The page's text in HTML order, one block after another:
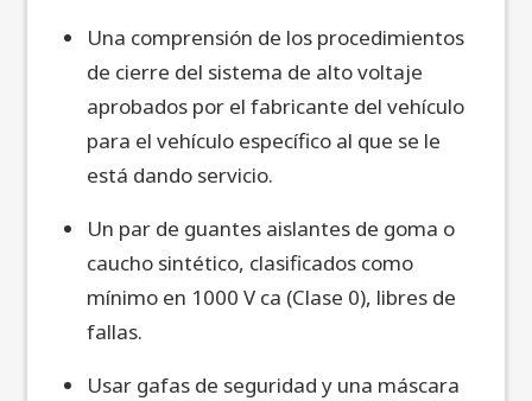
Una comprensión de los procedimientos
de cierre del sistema de alto voltaje
aprobados por el fabricante del vehículo
para el vehículo específico al que se le
está dando servicio.
Un par de guantes aislantes de goma o
caucho sintético, clasificados como
mínimo en 1000 V ca (Clase 0), libres de
fallas.
Usar gafas de seguridad y una máscara